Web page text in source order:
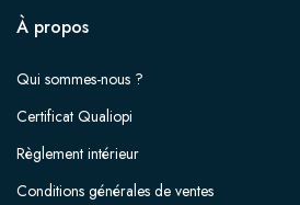
À propos
Qui sommes-nous ?
Certificat Qualiopi
Règlement intérieur
Conditions générales de ventes